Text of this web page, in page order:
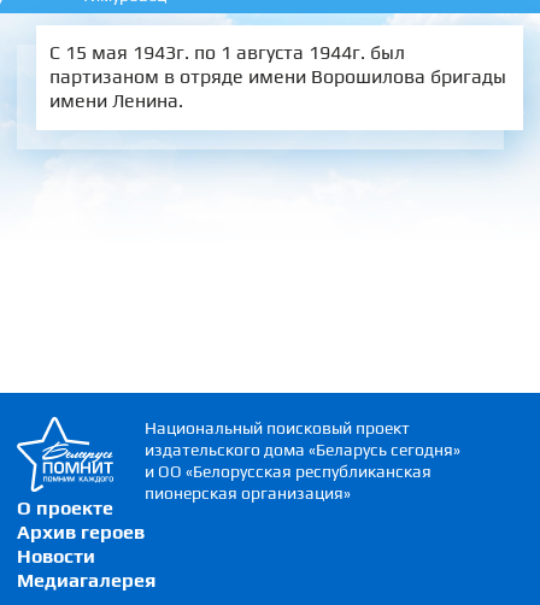
С 15 мая 1943г. по 1 августа 1944г. был
партизаном в отряде имени Ворошилова бригады
имени Ленина.
О проекте
Архив героев
Новости
Медиагалерея
Национальный поисковый проект
издательского дома «Беларусь сегодня»
и ОО «Белорусская республиканская
пионерская организация»